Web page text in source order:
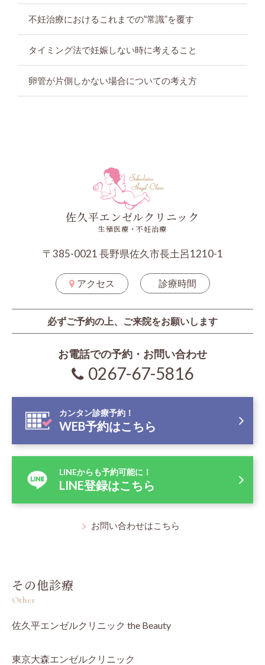
不妊治療におけるこれまでの”常識”を覆す
タイミング法で妊娠しない時に考えること
卵管が片側しかない場合についての考え方
佐久平エンゼルクリニック
生殖医療・不妊治療
〒385-0021 長野県佐久市長土呂1210-1
アクセス 診療時間
必ずご予約の上、ご来院をお願いします
お電話での予約・お問い合わせ
0267-67-5816
カンタン診療予約！
WEB予約はこちら
LINEからも予約可能に！
LINE登録はこちら
お問い合わせはこちら
その他診療
Other
佐久平エンゼルクリニック the Beauty
東京大森エンゼルクリニック